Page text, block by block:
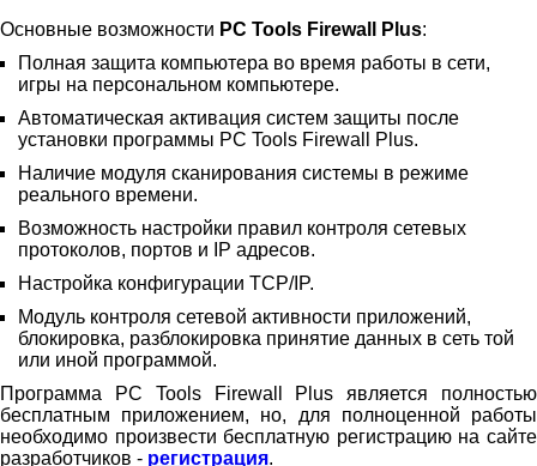
Основные возможности PC Tools Firewall Plus:
Полная защита компьютера во время работы в сети,
игры на персональном компьютере.
Автоматическая активация систем защиты после
установки программы PC Tools Firewall Plus.
Наличие модуля сканирования системы в режиме
реального времени.
Возможность настройки правил контроля сетевых
протоколов, портов и IP адресов.
Настройка конфигурации TCP/IP.
Модуль контроля сетевой активности приложений,
блокировка, разблокировка принятие данных в сеть той
или иной программой.
Программа PC Tools Firewall Plus является полностью
бесплатным приложением, но, для полноценной работы
необходимо произвести бесплатную регистрацию на сайте
разработчиков - регистрация.